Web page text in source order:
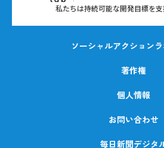
私たちは持続可能な開発目標を支
ソーシャルアクション
著作権
個人情報
お問い合わせ
毎日新聞デジタ